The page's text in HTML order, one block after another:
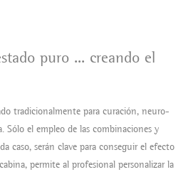
puro ... creando el
tradicionalmente para curación, neuro-
Sólo el empleo de las combinaciones y
caso, serán clave para conseguir el efecto
permite al profesional personalizar la